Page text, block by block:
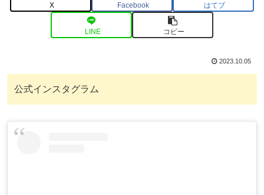
X Facebook はてブ
LINE コピー
2023.10.05
公式インスタグラム